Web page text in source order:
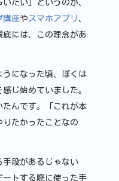
たい」というのが、
講座や スマホアプリ、
には、この理念があ
になった頃、ぼくは
じ始めていました。
たんです。「これが本
たかったことなの
手段があるじゃない
ートする際に使った手